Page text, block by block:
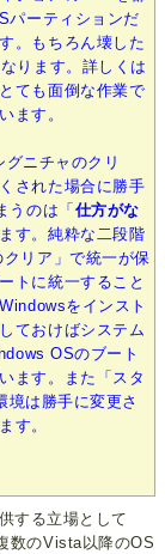
パーティションだ
。もちろん壊した
ります。詳しくは
ても面倒な作業で
ます。
ニチャのクリ
された場合に勝手
うのは「 仕方がな
す。純粋な二段階
リア」で統一が保
トに統一すること
をインスト
ておけばシステム
OSのブート
ます。また「スタ
境は勝手に変更さ
す。
する立場として
数のVista以降のOS